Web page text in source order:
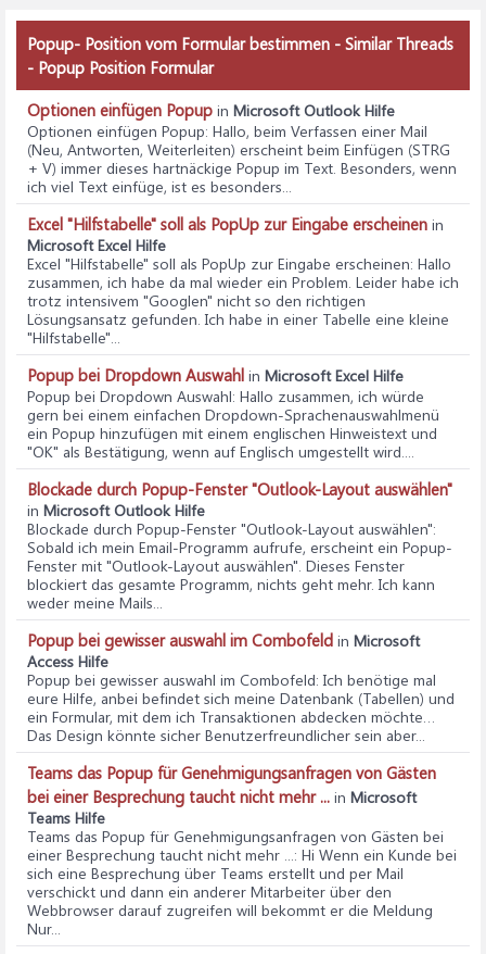
Popup- Position vom Formular bestimmen - Similar Threads
- Popup Position Formular
Optionen einfügen Popup in Microsoft Outlook Hilfe
Optionen einfügen Popup: Hallo, beim Verfassen einer Mail
(Neu, Antworten, Weiterleiten) erscheint beim Einfügen (STRG
+ V) immer dieses hartnäckige Popup im Text. Besonders, wenn
ich viel Text einfüge, ist es besonders...
Excel "Hilfstabelle" soll als PopUp zur Eingabe erscheinen in
Microsoft Excel Hilfe
Excel "Hilfstabelle" soll als PopUp zur Eingabe erscheinen: Hallo
zusammen, ich habe da mal wieder ein Problem. Leider habe ich
trotz intensivem "Googlen" nicht so den richtigen
Lösungsansatz gefunden. Ich habe in einer Tabelle eine kleine
"Hilfstabelle"...
Popup bei Dropdown Auswahl in Microsoft Excel Hilfe
Popup bei Dropdown Auswahl: Hallo zusammen, ich würde
gern bei einem einfachen Dropdown-Sprachenauswahlmenü
ein Popup hinzufügen mit einem englischen Hinweistext und
"OK" als Bestätigung, wenn auf Englisch umgestellt wird....
Blockade durch Popup-Fenster "Outlook-Layout auswählen"
in Microsoft Outlook Hilfe
Blockade durch Popup-Fenster "Outlook-Layout auswählen":
Sobald ich mein Email-Programm aufrufe, erscheint ein Popup-
Fenster mit "Outlook-Layout auswählen". Dieses Fenster
blockiert das gesamte Programm, nichts geht mehr. Ich kann
weder meine Mails...
Popup bei gewisser auswahl im Combofeld in Microsoft
Access Hilfe
Popup bei gewisser auswahl im Combofeld: Ich benötige mal
eure Hilfe, anbei befindet sich meine Datenbank (Tabellen) und
ein Formular, mit dem ich Transaktionen abdecken möchte…
Das Design könnte sicher Benutzerfreundlicher sein aber...
Teams das Popup für Genehmigungsanfragen von Gästen
bei einer Besprechung taucht nicht mehr ... in Microsoft
Teams Hilfe
Teams das Popup für Genehmigungsanfragen von Gästen bei
einer Besprechung taucht nicht mehr ...: Hi Wenn ein Kunde bei
sich eine Besprechung über Teams erstellt und per Mail
verschickt und dann ein anderer Mitarbeiter über den
Webbrowser darauf zugreifen will bekommt er die Meldung
Nur...